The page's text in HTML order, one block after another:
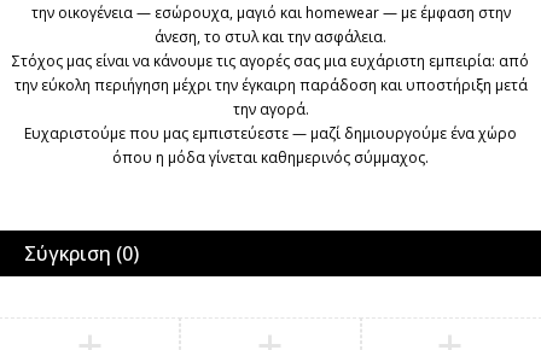
την οικογένεια — εσώρουχα, μαγιό και homewear — με έμφαση στην
άνεση, το στυλ και την ασφάλεια.
Στόχος μας είναι να κάνουμε τις αγορές σας μια ευχάριστη εμπειρία: από
την εύκολη περιήγηση μέχρι την έγκαιρη παράδοση και υποστήριξη μετά
την αγορά.
Ευχαριστούμε που μας εμπιστεύεστε — μαζί δημιουργούμε ένα χώρο
όπου η μόδα γίνεται καθημερινός σύμμαχος.
Σύγκριση (0)